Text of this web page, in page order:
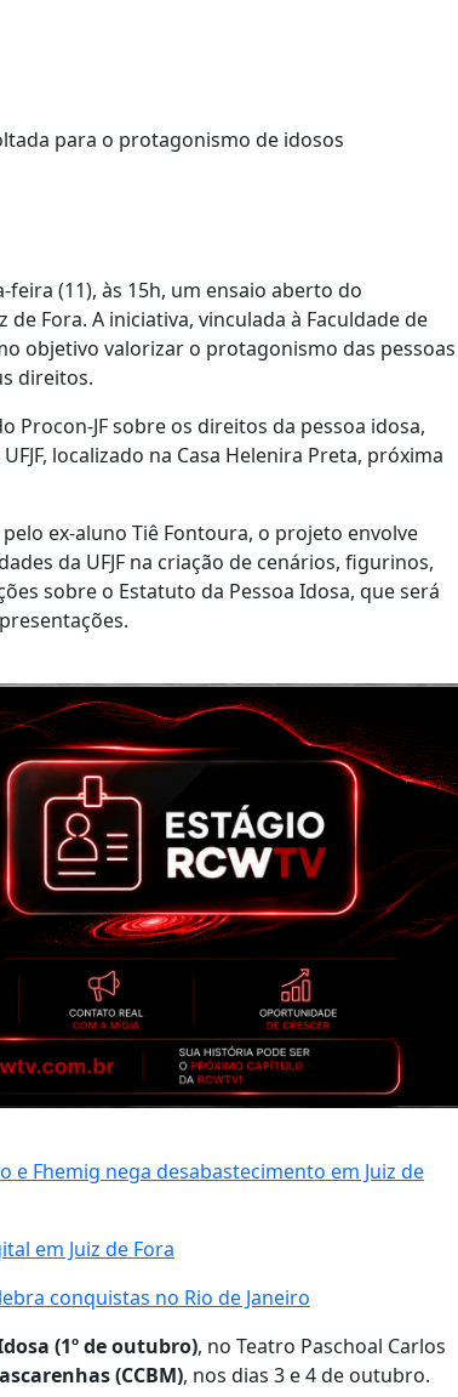
feira (11), às 15h, um ensaio aberto do
de Fora. A iniciativa, vinculada à Faculdade de
objetivo valorizar o protagonismo das pessoas
direitos.
JF sobre os direitos da pessoa idosa,
localizado na Casa Helenira Preta, próxima
ex-aluno Tiê Fontoura, o projeto envolve
da UFJF na criação de cenários, figurinos,
sobre o Estatuto da Pessoa Idosa, que será
e Fhemig nega desabastecimento em Juiz de
em Juiz de Fora
conquistas no Rio de Janeiro
(1º de outubro), no Teatro Paschoal Carlos
(CCBM), nos dias 3 e 4 de outubro.